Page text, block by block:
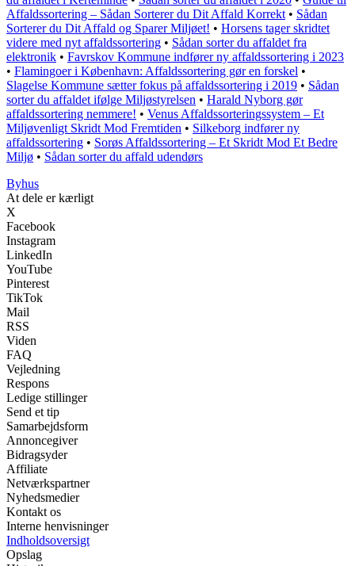
Affaldssortering – Sådan Sorterer du Dit Affald Korrekt • Sådan
Sorterer du Dit Affald og Sparer Miljøet! • Horsens tager skridtet
videre med nyt affaldssortering • Sådan sorter du affaldet fra
elektronik • Favrskov Kommune indfører ny affaldssortering i 2023
• Flamingoer i København: Affaldssortering gør en forskel •
Slagelse Kommune sætter fokus på affaldssortering i 2019 • Sådan
sorter du affaldet ifølge Miljøstyrelsen • Harald Nyborg gør
affaldssortering nemmere! • Venus Affaldssorteringssystem – Et
Miljøvenligt Skridt Mod Fremtiden • Silkeborg indfører ny
affaldssortering • Sorøs Affaldssortering – Et Skridt Mod Et Bedre
Miljø • Sådan sorter du affald udendørs
Byhus
At dele er kærligt
X
Facebook
Instagram
LinkedIn
YouTube
Pinterest
TikTok
Mail
RSS
Viden
FAQ
Vejledning
Respons
Ledige stillinger
Send et tip
Samarbejdsform
Annoncegiver
Bidragsyder
Affiliate
Netværkspartner
Nyhedsmedier
Kontakt os
Interne henvisninger
Indholdsoversigt
Opslag